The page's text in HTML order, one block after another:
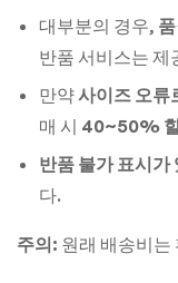
대부분의 경우,
반품 서비스는 제
만약사이즈 오류
매 시 40~50%
반품 불가 표시가
다.
주의: 원래 배송비는